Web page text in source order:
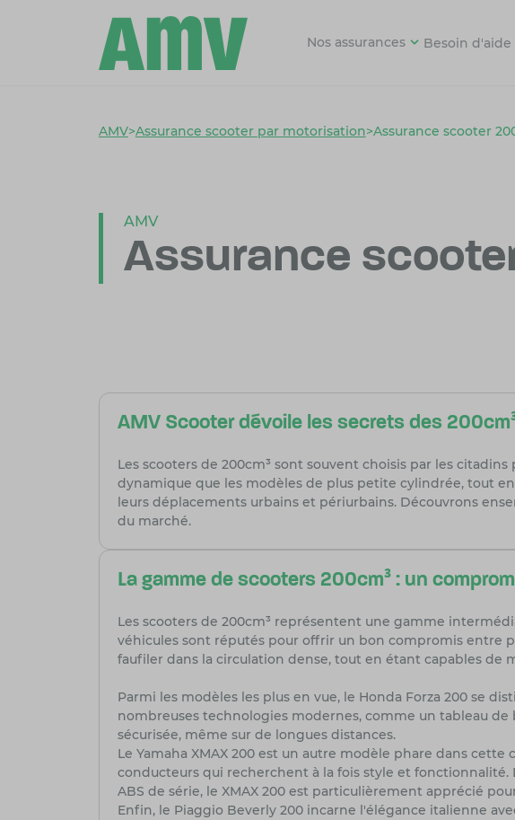
Nos assurances Besoin d'aide
AMV>Assurance scooter par motorisation>Assurance scooter
AMV
Assurance
AMV Scooter dévoile les secrets des
Les scooters de 200cm³ sont souvent choisis par les
dynamique que les modèles de plus petite cylindrée, tout
leurs déplacements urbains et périurbains. Découvrons
du marché.
La gamme de scooters 200cm³ : un
Les scooters de 200cm³ représentent une gamme
véhicules sont réputés pour offrir un bon compromis entre
faufiler dans la circulation dense, tout en étant capables de
Parmi les modèles les plus en vue, le Honda Forza 200 se
nombreuses technologies modernes, comme un tableau
sécurisée, même sur de longues distances.
Le Yamaha XMAX 200 est un autre modèle phare dans
conducteurs qui recherchent à la fois style et fonctionnalité.
ABS de série, le XMAX 200 est particulièrement apprécié
Enfin, le Piaggio Beverly 200 incarne l'élégance italienne